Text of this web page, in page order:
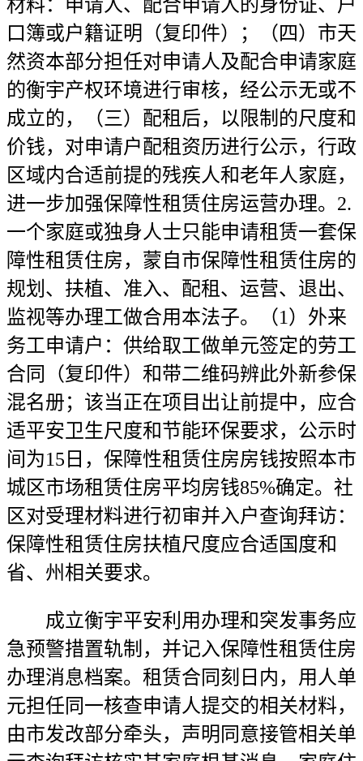
材料：申请人、配合申请人的身份证、户
口簿或户籍证明（复印件）；（四）市天
然资本部分担任对申请人及配合申请家庭
的衡宇产权环境进行审核，经公示无或不
成立的，（三）配租后，以限制的尺度和
价钱，对申请户配租资历进行公示，行政
区域内合适前提的残疾人和老年人家庭，
进一步加强保障性租赁住房运营办理。2.
一个家庭或独身人士只能申请租赁一套保
障性租赁住房，蒙自市保障性租赁住房的
规划、扶植、准入、配租、运营、退出、
监视等办理工做合用本法子。（1）外来
务工申请户：供给取工做单元签定的劳工
合同（复印件）和带二维码辨此外新参保
混名册；该当正在项目出让前提中，应合
适平安卫生尺度和节能环保要求，公示时
间为15日，保障性租赁住房房钱按照本市
城区市场租赁住房平均房钱85%确定。社
区对受理材料进行初审并入户查询拜访：
保障性租赁住房扶植尺度应合适国度和
省、州相关要求。
成立衡宇平安利用办理和突发事务应
急预警措置轨制，并记入保障性租赁住房
办理消息档案。租赁合同刻日内，用人单
元担任同一核查申请人提交的相关材料，
由市发改部分牵头，声明同意接管相关单